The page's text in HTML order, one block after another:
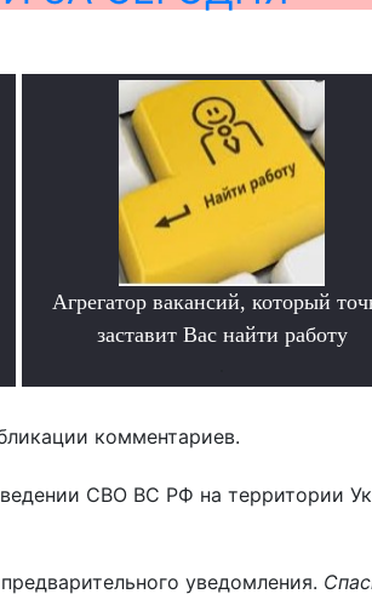
Агрегатор вакансий, который
заставит Вас найти работу
комментариев.
СВО ВС РФ на территории
уведомления.